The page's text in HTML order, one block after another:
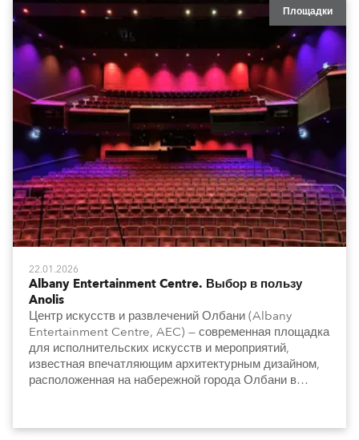
Площадки
22.01.2026
Albany Entertainment Centre. Выбор в пользу
Anolis
Центр искусств и развлечений Олбани (Albany
Entertainment Centre, AEC) — современная площадка
для исполнительских искусств и мероприятий,
известная впечатляющим архитектурным дизайном,
расположенная на набережной города Олбани в
пространстве Princess Royal Theatre, перейдя с ламп